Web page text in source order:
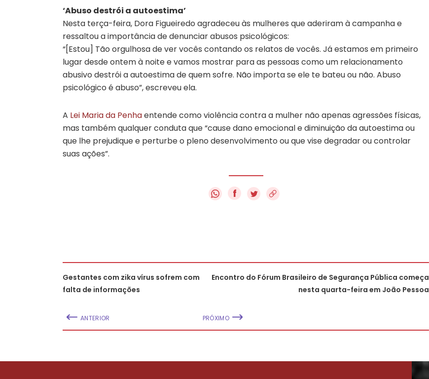
‘Abuso destrói a autoestima’
Nesta terça-feira, Dora Figueiredo agradeceu às mulheres que aderiram à campanha e
ressaltou a importância de denunciar abusos psicológicos:
“[Estou] Tão orgulhosa de ver vocês contando os relatos de vocês. Já estamos em primeiro
lugar desde ontem à noite e vamos mostrar para as pessoas como um relacionamento
abusivo destrói a autoestima de quem sofre. Não importa se ele te bateu ou não. Abuso
psicológico é abuso”, escreveu ela.
A Lei Maria da Penhaentende como violência contra a mulher não apenas agressões físicas,
mas também qualquer conduta que “cause dano emocional e diminuição da autoestima ou
que lhe prejudique e perturbe o pleno desenvolvimento ou que vise degradar ou controlar
suas ações”.
f
Gestantes com zika vírus sofrem com
falta de informações
ANTERIOR
Encontro do Fórum Brasileiro de Segurança Pública começa
nesta quarta-feira em João Pessoa
PRÓXIMO